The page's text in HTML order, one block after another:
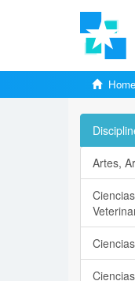
Home
Artes,